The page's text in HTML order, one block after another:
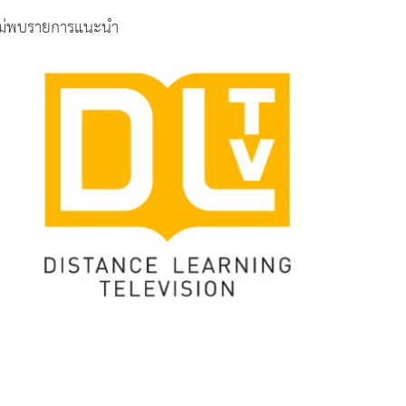
พบรายการแนะนำ